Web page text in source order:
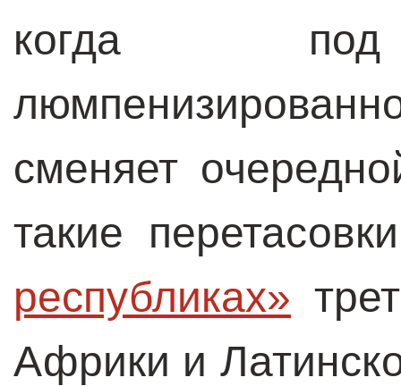
когда под
сменяет
такие
республиках»
Африки и